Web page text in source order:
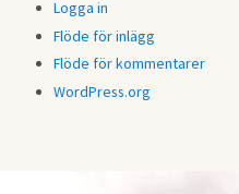
Logga in
Flöde för inlägg
Flöde för kommentarer
WordPress.org